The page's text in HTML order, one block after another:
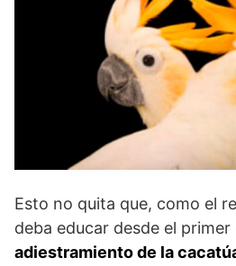
Esto no quita que, como el
deba educar desde el primer
adiestramiento de la